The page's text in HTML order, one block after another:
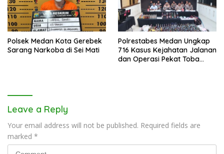
Polsek Medan Kota Gerebek
Sarang Narkoba di Sei Mati
Polrestabes Medan Ungkap
716 Kasus Kejahatan Jalanan
dan Operasi Pekat Toba
Leave a Reply
Your email address will not be published. Required fields are
marked *